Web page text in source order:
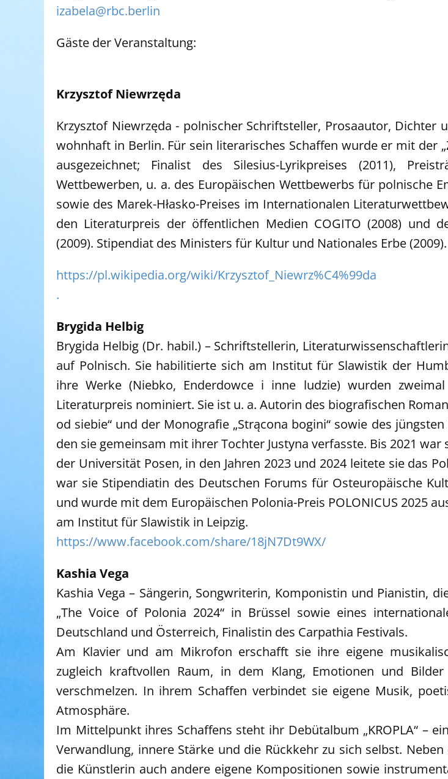
izabela@rbc.berlin
Gäste der Veranstaltung:
Krzysztof Niewrzęda
Krzysztof Niewrzęda - polnischer Schriftsteller, Prosaautor, Dichter
wohnhaft in Berlin. Für sein literarisches Schaffen wurde er mit der
ausgezeichnet; Finalist des Silesius-Lyrikpreises (2011),
Wettbewerben, u. a. des Europäischen Wettbewerbs für polnische
sowie des Marek-Hłasko-Preises im Internationalen
den Literaturpreis der öffentlichen Medien COGITO (2008) und
(2009). Stipendiat des Ministers für Kultur und Nationales Erbe (2009).
https://pl.wikipedia.org/wiki/Krzysztof_Niewrz%C4%99da
.
Brygida Helbig
Brygida Helbig (Dr. habil.) – Schriftstellerin,
auf Polnisch. Sie habilitierte sich am Institut für Slawistik der
ihre Werke (Niebko, Enderdowce i inne ludzie) wurden
Literaturpreis nominiert. Sie ist u. a. Autorin des biografischen
od siebie“ und der Monografie „Strącona bogini“ sowie des
den sie gemeinsam mit ihrer Tochter Justyna verfasste. Bis 2021
der Universität Posen, in den Jahren 2023 und 2024 leitete sie das
war sie Stipendiatin des Deutschen Forums für Osteuropäische
und wurde mit dem Europäischen Polonia-Preis POLONICUS 2025
am Institut für Slawistik in Leipzig.
https://www.facebook.com/share/18jN7Dt9WX/
Kashia Vega
Kashia Vega – Sängerin, Songwriterin, Komponistin und Pianistin,
„The Voice of Polonia 2024“ in Brüssel sowie eines
Deutschland und Österreich, Finalistin des Carpathia Festivals.
Am Klavier und am Mikrofon erschafft sie ihre eigene
zugleich kraftvollen Raum, in dem Klang, Emotionen und
verschmelzen. In ihrem Schaffen verbindet sie eigene Musik,
Atmosphäre.
Im Mittelpunkt ihres Schaffens steht ihr Debütalbum „KROPLA“ –
Verwandlung, innere Stärke und die Rückkehr zu sich selbst.
die Künstlerin auch andere eigene Kompositionen sowie